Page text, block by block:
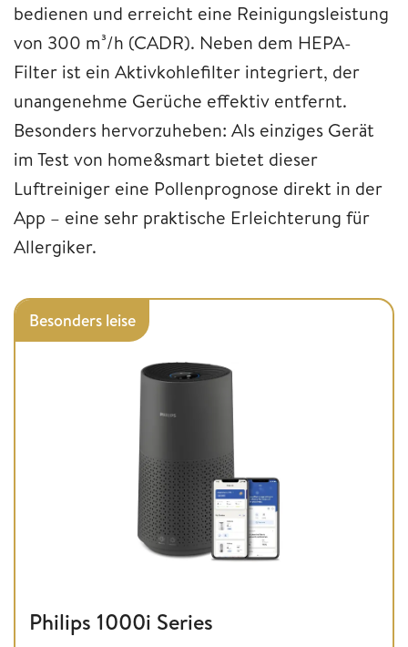
bedienen und erreicht eine Reinigungsleistung
von 300 m³/h (CADR). Neben dem HEPA-
Filter ist ein Aktivkohlefilter integriert, der
unangenehme Gerüche effektiv entfernt.
Besonders hervorzuheben: Als einziges Gerät
im Test von home&smart bietet dieser
Luftreiniger eine Pollenprognose direkt in der
App – eine sehr praktische Erleichterung für
Allergiker.
Besonders leise
Philips 1000i Series